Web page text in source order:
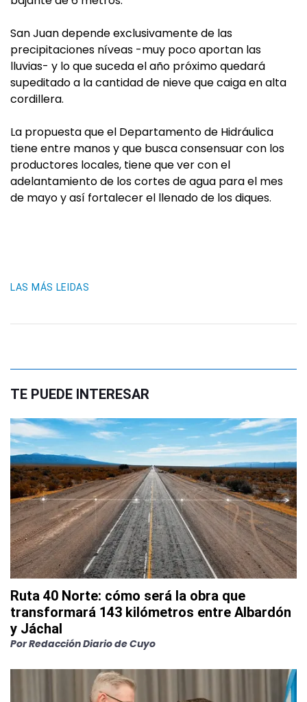
San Juan depende exclusivamente de las
precipitaciones níveas -muy poco aportan las
lluvias- y lo que suceda el año próximo quedará
supeditado a la cantidad de nieve que caiga en alta
cordillera.
La propuesta que el Departamento de Hidráulica
tiene entre manos y que busca consensuar con los
productores locales, tiene que ver con el
adelantamiento de los cortes de agua para el mes
de mayo y así fortalecer el llenado de los diques.
LAS MÁS LEIDAS
TE PUEDE INTERESAR
Ruta 40 Norte: cómo será la obra que
transformará 143 kilómetros entre Albardón
y Jáchal
PorRedacción Diario de Cuyo